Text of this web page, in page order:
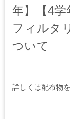
年】【4学
フィルタ
ついて
詳しくは配布物